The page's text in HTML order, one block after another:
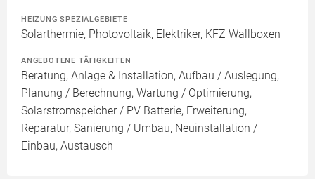
HEIZUNG SPEZIALGEBIETE
Solarthermie, Photovoltaik, Elektriker, KFZ Wallboxen
ANGEBOTENE TÄTIGKEITEN
Beratung, Anlage & Installation, Aufbau / Auslegung,
Planung / Berechnung, Wartung / Optimierung,
Solarstromspeicher / PV Batterie, Erweiterung,
Reparatur, Sanierung / Umbau, Neuinstallation /
Einbau, Austausch